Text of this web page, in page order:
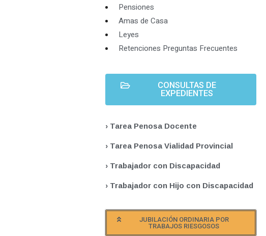
Pensiones
Amas de Casa
Leyes
Retenciones Preguntas Frecuentes
CONSULTAS DE
EXPEDIENTES
› Tarea Penosa Docente
› Tarea Penosa Vialidad Provincial
› Trabajador con Discapacidad
› Trabajador con Hijo con Discapacidad
JUBILACIÓN ORDINARIA POR
TRABAJOS RIESGOSOS